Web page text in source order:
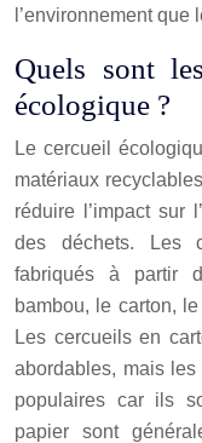
l’environnement
Quels sont
écologique ?
Le cercueil
matériaux
réduire l’impact sur
des déchets. Les
fabriqués à partir
bambou, le carton,
Les cercueils en
abordables, mais
populaires car ils
papier sont